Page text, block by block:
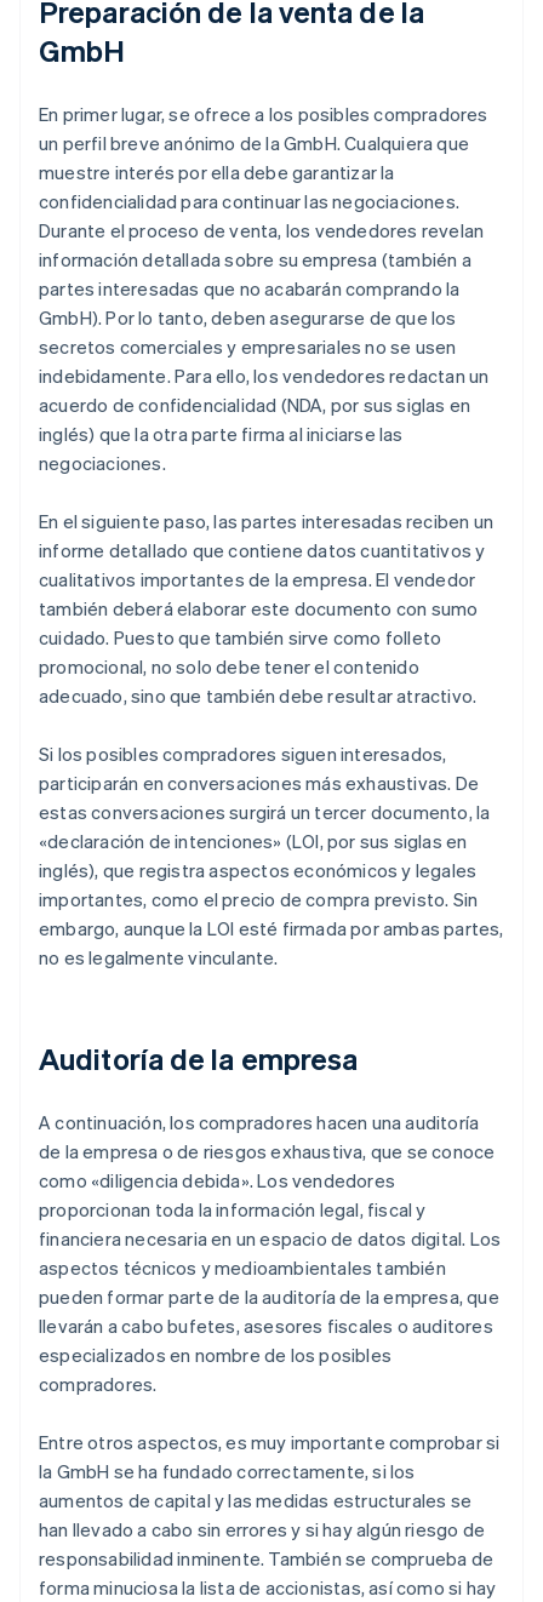
Preparación de la venta de la
GmbH
En primer lugar, se ofrece a los posibles compradores
un perfil breve anónimo de la GmbH. Cualquiera que
muestre interés por ella debe garantizar la
confidencialidad para continuar las negociaciones.
Durante el proceso de venta, los vendedores revelan
información detallada sobre su empresa (también a
partes interesadas que no acabarán comprando la
GmbH). Por lo tanto, deben asegurarse de que los
secretos comerciales y empresariales no se usen
indebidamente. Para ello, los vendedores redactan un
acuerdo de confidencialidad (NDA, por sus siglas en
inglés) que la otra parte firma al iniciarse las
negociaciones.
En el siguiente paso, las partes interesadas reciben un
informe detallado que contiene datos cuantitativos y
cualitativos importantes de la empresa. El vendedor
también deberá elaborar este documento con sumo
cuidado. Puesto que también sirve como folleto
promocional, no solo debe tener el contenido
adecuado, sino que también debe resultar atractivo.
Si los posibles compradores siguen interesados,
participarán en conversaciones más exhaustivas. De
estas conversaciones surgirá un tercer documento, la
«declaración de intenciones» (LOI, por sus siglas en
inglés), que registra aspectos económicos y legales
importantes, como el precio de compra previsto. Sin
embargo, aunque la LOI esté firmada por ambas partes,
no es legalmente vinculante.
Auditoría de la empresa
A continuación, los compradores hacen una auditoría
de la empresa o de riesgos exhaustiva, que se conoce
como «diligencia debida». Los vendedores
proporcionan toda la información legal, fiscal y
financiera necesaria en un espacio de datos digital. Los
aspectos técnicos y medioambientales también
pueden formar parte de la auditoría de la empresa, que
llevarán a cabo bufetes, asesores fiscales o auditores
especializados en nombre de los posibles
compradores.
Entre otros aspectos, es muy importante comprobar si
la GmbH se ha fundado correctamente, si los
aumentos de capital y las medidas estructurales se
han llevado a cabo sin errores y si hay algún riesgo de
responsabilidad inminente. También se comprueba de
forma minuciosa la lista de accionistas, así como si hay